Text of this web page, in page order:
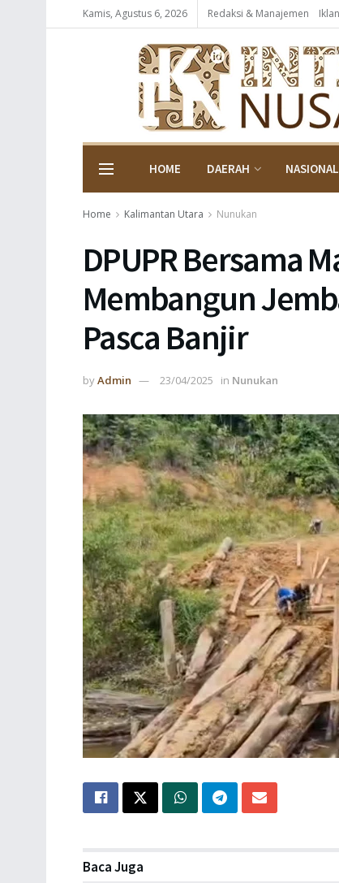
Kamis, Agustus 6, 2026 Redaksi & Manajemen
HOME DAERAH NASIONAL
Home Kalimantan Utara Nunukan
DPUPR Bersama
Membangun
Pasca Banjir
byAdmin 23/04/2025 in Nunukan
Baca Juga